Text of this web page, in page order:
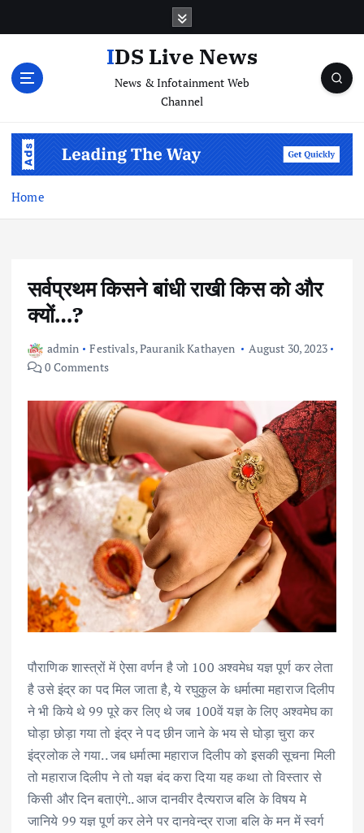
IDS Live News
News & Infotainment Web
Channel
Home
सर्वप्रथम किसने बांधी राखी किस को और
क्यों…?
admin Festivals,Pauranik Kathayen
August 30, 2023
0 Comments
पौराणिक शास्त्रों में ऐसा वर्णन है जो 100 अश्वमेध यज्ञ पूर्ण कर लेता
है उसे इंद्र का पद मिल जाता है, ये रघुकुल के धर्मात्मा महाराज दिलीप
ने भी किये थे 99 पूरे कर लिए थे जब 100वें यज्ञ के लिए अश्वमेघ का
घोड़ा छोड़ा गया तो इंद्र ने पद छीन जाने के भय से घोड़ा चुरा कर
इंद्रलोक ले गया.. जब धर्मात्मा महाराज दिलीप को इसकी सूचना मिली
तो महाराज दिलीप ने तो यज्ञ बंद करा दिया यह कथा तो विस्तार से
किसी और दिन बताएंगे.. आज दानवीर दैत्यराज बलि के विषय मे
जानिये 99 यज्ञ पूर्ण कर लेने पर दानवेन्द्र राजा बलि के मन में स्वर्ग